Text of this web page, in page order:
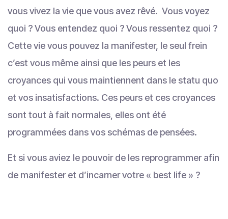
vous vivez la vie que vous avez rêvé. Vous voyez
quoi ? Vous entendez quoi ? Vous ressentez quoi ?
Cette vie vous pouvez la manifester, le seul frein
c’est vous même ainsi que les peurs et les
croyances qui vous maintiennent dans le statu quo
et vos insatisfactions. Ces peurs et ces croyances
sont tout à fait normales, elles ont été
programmées dans vos schémas de pensées.
Et si vous aviez le pouvoir de les reprogrammer afin
de manifester et d’incarner votre « best life » ?